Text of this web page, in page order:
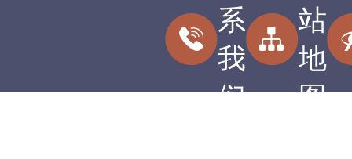
系
我
们
站
地
图